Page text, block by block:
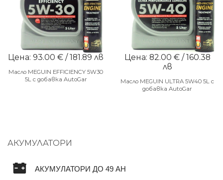
Цена: 93.00 € / 181.89 лв
Масло MEGUIN EFFICIENCY 5W30
5L с добавка AutoGar
Цена: 82.00 € / 160.38
лв
Масло MEGUIN ULTRA 5W40 5L с
добавка AutoGar
АКУМУЛАТОРИ
АКУМУЛАТОРИ ДО 49 AH